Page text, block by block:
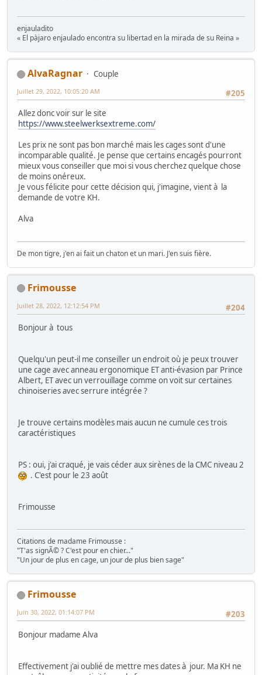
enjauladito
« El pàjaro enjaulado encontra su libertad en la mirada de su Reina »
AlvaRagnar
Couple
#205
Juillet 29, 2022, 10:05:20 AM
Allez donc voir sur le site
https://www.steelwerksextreme.com/
Les prix ne sont pas bon marché mais les cages sont d'une
incomparable qualité. Je pense que certains encagés pourront
mieux vous conseiller que moi si vous cherchez quelque chose
de moins onéreux.
Je vous félicite pour cette décision qui, j'imagine, vient à la
demande de votre KH.
Alva
De mon tigre, j'en ai fait un chaton et un mari. J'en suis fière.
Frimousse
#204
Juillet 28, 2022, 12:12:54 PM
Bonjour à tous
Quelqu'un peut-il me conseiller un endroit où je peux trouver
une cage avec anneau ergonomique ET anti-évasion par Prince
Albert, ET avec un verrouillage comme on voit sur certaines
chinoiseries avec serrure intégrée ?
Je trouve certains modèles mais aucun ne cumule ces trois
caractéristiques
PS : oui, j'ai craqué, je vais céder aux sirènes de la CMC niveau 2
. C'est pour le 23 août
Frimousse
Citations de madame Frimousse :
"T'as signÃ© ? C'est pour en chier..."
"Un jour de plus en cage, un jour de plus bien sage"
Frimousse
#203
Juin 30, 2022, 01:14:07 PM
Bonjour madame Alva
Effectivement j'ai oublié de mettre mes dates à jour. Ma KH ne